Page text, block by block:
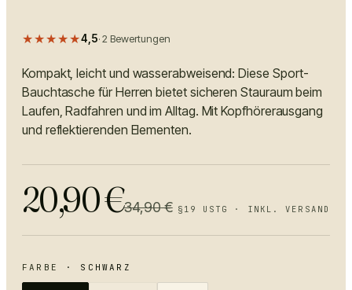
★★★★★4,5·2 Bewertungen
Kompakt, leicht und wasserabweisend: Diese Sport-
Bauchtasche für Herren bietet sicheren Stauraum beim
Laufen, Radfahren und im Alltag. Mit Kopfhörerausgang
und reflektierenden Elementen.
20,90€34,90€ §19 USTG · INKL. VERSAND
FARBE · SCHWARZ